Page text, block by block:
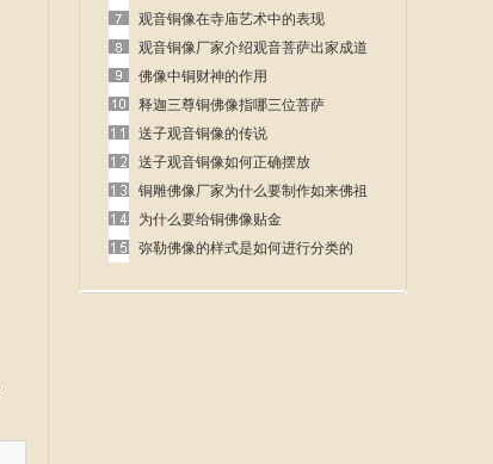
观音铜像在寺庙艺术中的表现
观音铜像厂家介绍观音菩萨出家成道
的故事
佛像中铜财神的作用
释迦三尊铜佛像指哪三位菩萨
送子观音铜像的传说
送子观音铜像如何正确摆放
铜雕佛像厂家为什么要制作如来佛祖
呢
为什么要给铜佛像贴金
弥勒佛像的样式是如何进行分类的